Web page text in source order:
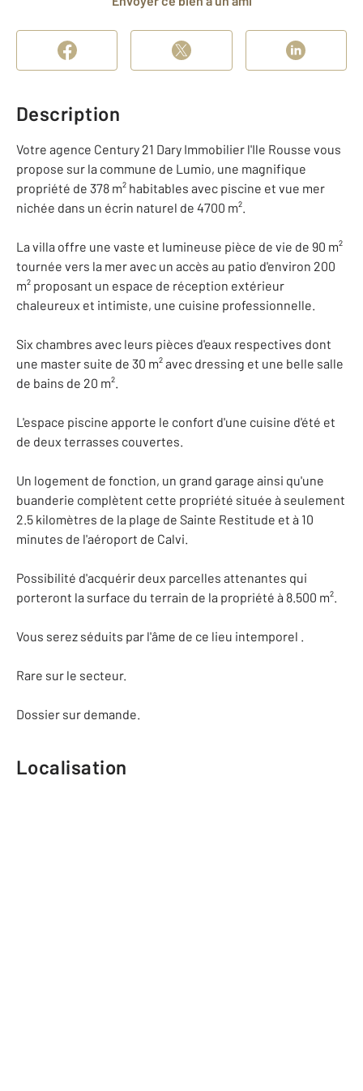
Description
Votre agence Century 21 Dary Immobilier l'Ile Rousse vous
propose sur la commune de Lumio, une magnifique
propriété de 378 m² habitables avec piscine et vue mer
nichée dans un écrin naturel de 4700 m².
La villa offre une vaste et lumineuse pièce de vie de 90 m²
tournée vers la mer avec un accès au patio d'environ 200
m² proposant un espace de réception extérieur
chaleureux et intimiste, une cuisine professionnelle.
Six chambres avec leurs pièces d'eaux respectives dont
une master suite de 30 m² avec dressing et une belle salle
de bains de 20 m².
L'espace piscine apporte le confort d'une cuisine d'été et
de deux terrasses couvertes.
Un logement de fonction, un grand garage ainsi qu'une
buanderie complètent cette propriété située à seulement
2.5 kilomètres de la plage de Sainte Restitude et à 10
minutes de l'aéroport de Calvi.
Possibilité d'acquérir deux parcelles attenantes qui
porteront la surface du terrain de la propriété à 8.500 m².
Vous serez séduits par l'âme de ce lieu intemporel .
Rare sur le secteur.
Dossier sur demande.
Localisation